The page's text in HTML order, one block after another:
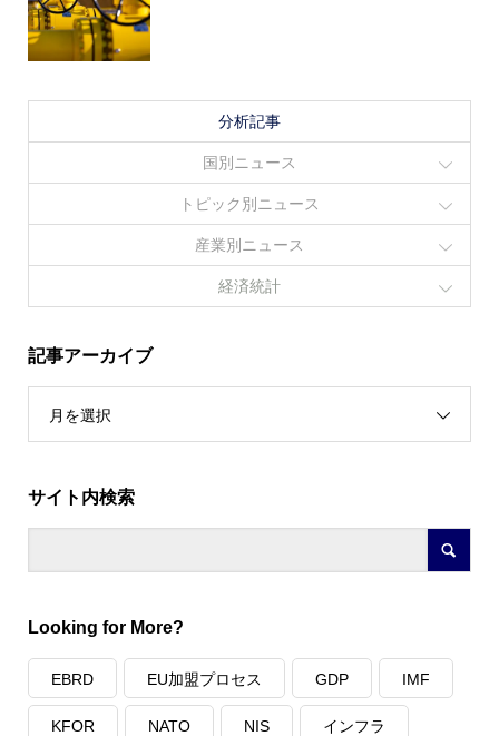
分析記事
国別ニュース
トピック別ニュース
産業別ニュース
経済統計
記事アーカイブ
月を選択
サイト内検索
Looking for More?
EBRD EU加盟プロセス GDP IMF
KFOR NATO NIS インフラ